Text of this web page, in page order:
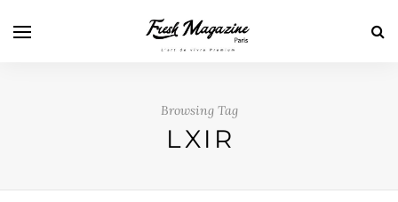
Browsing Tag
LXIR